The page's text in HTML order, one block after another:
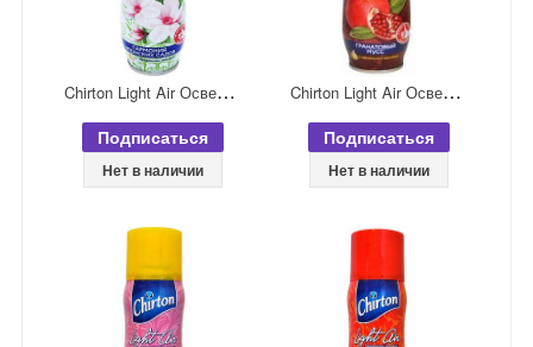
C
hirton Light Air Освежитель воздуха сухого распыления Гармония японских садов 300 мл
Подписаться
Нет в наличии
C
hirton Light Air Освежитель воздуха сухого распыления Гранатовый мусс 300 мл
Подписаться
Нет в наличии